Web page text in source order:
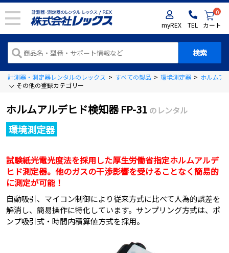
myREX TEL
0
カート
計測器・測定器レンタルのレックス > すべての製品 > 環境測定器 > ホルムア
その他の登録カテゴリー
ホルムアルデヒド検知器 FP-31 のレンタル
環境測定器
試験紙光電光度法を採用した厚生労働省指定ホルムアルデ
ヒド測定器。他のガスの干渉影響を受けることなく簡易的
に測定が可能！
自動吸引、マイコン制御により従来方式に比べて人為的誤差を
解消し、簡易操作に特化しています。サンプリング方式は、ポ
ンプ吸引式・時間内積算値方式を採用。